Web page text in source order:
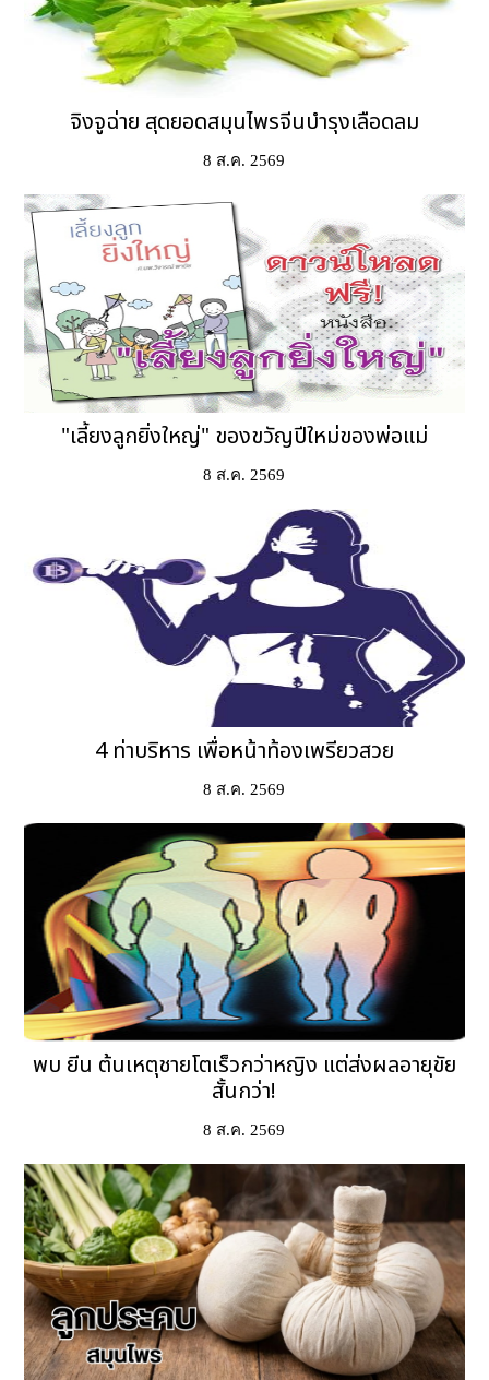
จิงจูฉ่าย สุดยอดสมุนไพรจีนบำรุงเลือดลม
8 ส.ค. 2569
"เลี้ยงลูกยิ่งใหญ่" ของขวัญปีใหม่ของพ่อแม่
8 ส.ค. 2569
4 ท่าบริหาร เพื่อหน้าท้องเพรียวสวย
8 ส.ค. 2569
พบ ยีน ต้นเหตุชายโตเร็วกว่าหญิง แต่ส่งผลอายุขัย
สั้นกว่า!
8 ส.ค. 2569